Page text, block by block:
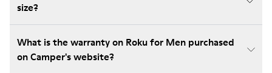
size?
What is the warranty on Roku for Men purchased
on Camper's website?